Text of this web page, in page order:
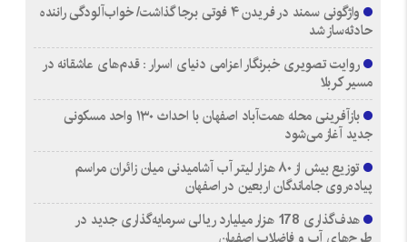
واژگونی سمند در فریدن ۴ فوتی برجا گذاشت/ خواب‌آلودگی راننده
حادثه‌ساز شد
روایت تصویری خبرنگار اعزامی دنیای اسرار : قدم‌های عاشقانه در
مسیر کربلا
بازآفرینی محله همت‌آباد اصفهان با احداث ۱۳۰ واحد مسکونی
جدید آغاز می‌شود
توزیع بیش از ۸۰ هزار لیتر آب آشامیدنی میان زائران مراسم
پیاده‌روی جاماندگان اربعین در اصفهان
هدف‌گذاری 178 هزار میلیارد ریالی سرمایه‌گذاری جدید در